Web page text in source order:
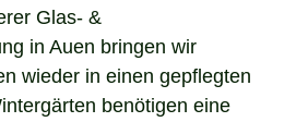
Glas- &
in Auen bringen wir
wieder in einen gepflegten
benötigen eine